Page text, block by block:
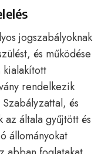
jogszabályoknak
és működése
kialakított
rendelkezik
és
általa gyűjtött és
állományokat